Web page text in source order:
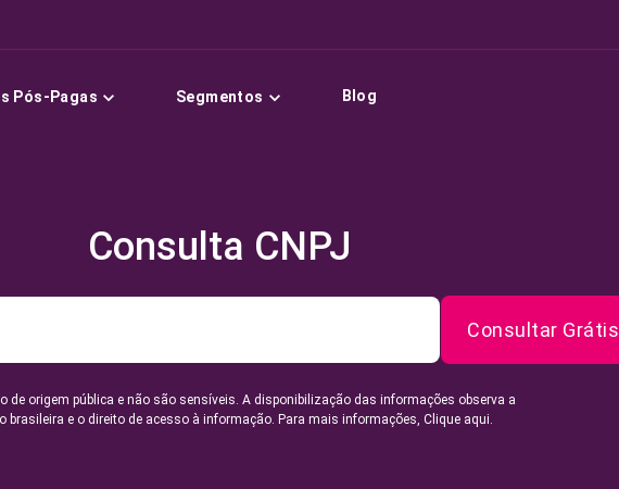
Pós-Pagas Segmentos Blog
Consulta CNPJ
Consultar Grátis
de origem pública e não são sensíveis. A disponibilização das informações observa a
brasileira e o direito de acesso à informação. Para mais informações, Clique aqui.